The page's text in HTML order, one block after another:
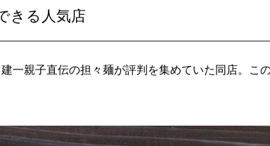
きる人気店
一親子直伝の担々麺が評判を集めていた同店。こ